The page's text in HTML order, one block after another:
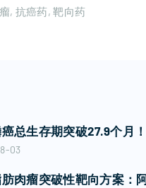
抗癌药 靶向药
总生存期突破27.9个月
03
肉瘤突破性靶向方案：